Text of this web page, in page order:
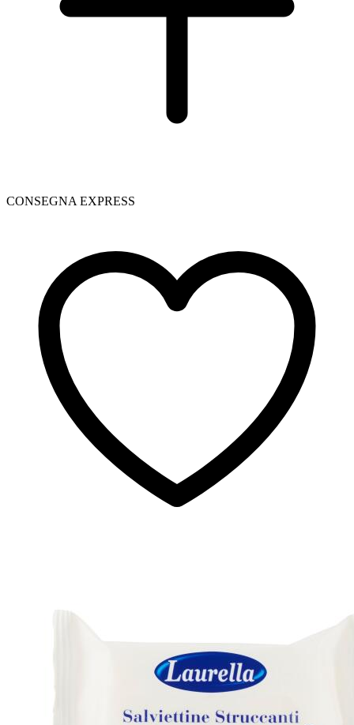
CONSEGNA EXPRESS